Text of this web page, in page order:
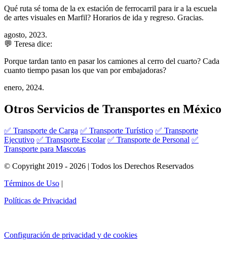
Qué ruta sé toma de la ex estación de ferrocarril para ir a la escuela
de artes visuales en Marfil? Horarios de ida y regreso. Gracias.
agosto, 2023.
💬 Teresa dice:
Porque tardan tanto en pasar los camiones al cerro del cuarto? Cada
cuanto tiempo pasan los que van por embajadoras?
enero, 2024.
Otros Servicios de Transportes en México
✅ Transporte de Carga ✅ Transporte Turístico ✅ Transporte
Ejecutivo ✅ Transporte Escolar ✅ Transporte de Personal ✅
Transporte para Mascotas
© Copyright 2019 - 2026 | Todos los Derechos Reservados
Términos de Uso |
Políticas de Privacidad
Configuración de privacidad y de cookies